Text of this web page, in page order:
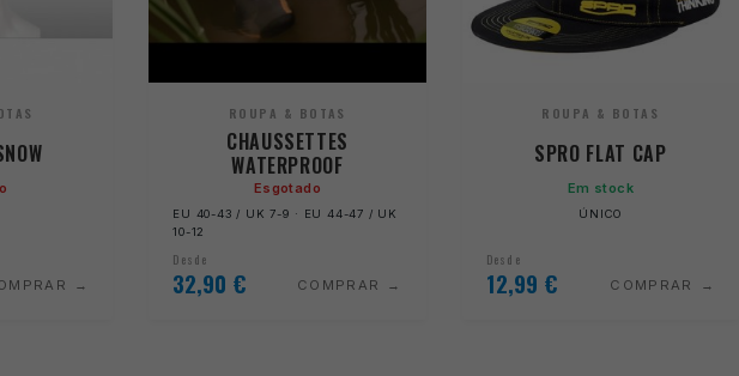
ROUPA & BOTAS
CHAUSSETTES
WATERPROOF
Esgotado
EU 40-43 / UK 7-9 · EU 44-47 / UK
10-12
Desde
32,90 € COMPRAR
ROUPA & BOTAS
SPRO FLAT CAP
Em stock
ÚNICO
Desde
12,99 € COMPRAR